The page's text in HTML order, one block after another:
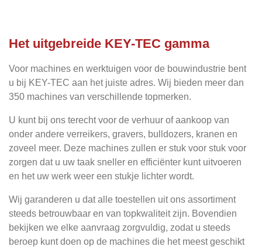
Het uitgebreide KEY-TEC gamma
Voor machines en werktuigen voor de bouwindustrie bent
u bij KEY-TEC aan het juiste adres. Wij bieden meer dan
350 machines van verschillende topmerken.
U kunt bij ons terecht voor de verhuur of aankoop van
onder andere verreikers, gravers, bulldozers, kranen en
zoveel meer. Deze machines zullen er stuk voor stuk voor
zorgen dat u uw taak sneller en efficiënter kunt uitvoeren
en het uw werk weer een stukje lichter wordt.
Wij garanderen u dat alle toestellen uit ons assortiment
steeds betrouwbaar en van topkwaliteit zijn. Bovendien
bekijken we elke aanvraag zorgvuldig, zodat u steeds
beroep kunt doen op de machines die het meest geschikt